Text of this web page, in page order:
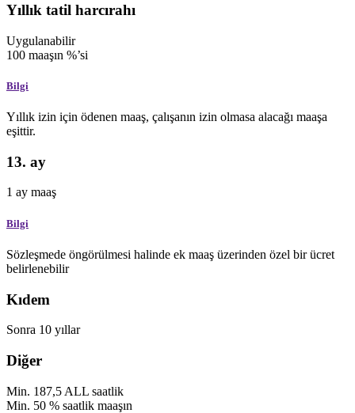
Yıllık tatil harcırahı
Uygulanabilir
100 maaşın %’si
Bilgi
Yıllık izin için ödenen maaş, çalışanın izin olmasa alacağı maaşa
eşittir.
13. ay
1 ay maaş
Bilgi
Sözleşmede öngörülmesi halinde ek maaş üzerinden özel bir ücret
belirlenebilir
Kıdem
Sonra 10 yıllar
Diğer
Min. 187,5 ALL saatlik
Min. 50 % saatlik maaşın